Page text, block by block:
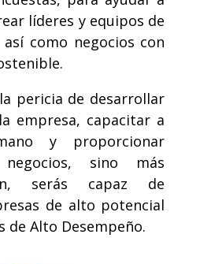
líderes y equipos de
como negocios con
pericia de desarrollar
empresa, capacitar a
y proporcionar
sino más
serás capaz de
de alto potencial
de Alto Desempeño.